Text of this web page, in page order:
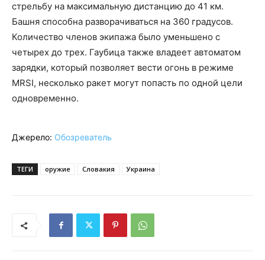
стрельбу на максимальную дистанцию до 41 км.
Башня способна разворачиваться на 360 градусов.
Количество членов экипажа было уменьшено с
четырех до трех. Гаубица также владеет автоматом
зарядки, который позволяет вести огонь в режиме
MRSI, несколько ракет могут попасть по одной цели
одновременно.
Джерело: Обозреватель
ТЕГИ оружие Словакия Украина